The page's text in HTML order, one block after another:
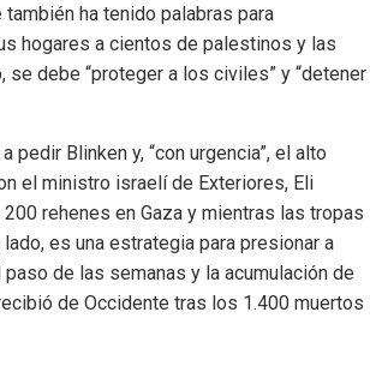
ha tenido palabras para
hogares a cientos de palestinos y las
debe “proteger a los civiles” y “detener
pedir Blinken y, “con urgencia”, el alto
el ministro israelí de Exteriores, Eli
rehenes en Gaza y mientras las tropas
es una estrategia para presionar a
de las semanas y la acumulación de
de Occidente tras los 1.400 muertos